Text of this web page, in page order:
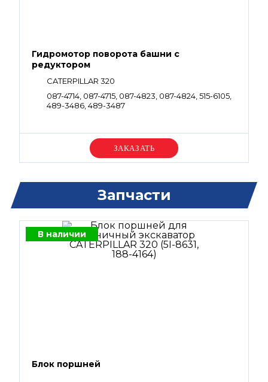
Гидромотор поворота башни с
редуктором
CATERPILLAR 320
087-4714, 087-4715, 087-4823, 087-4824, 515-6105,
489-3486, 489-3487
Уточняйте цену
Запчасти
В наличии
Блок поршней